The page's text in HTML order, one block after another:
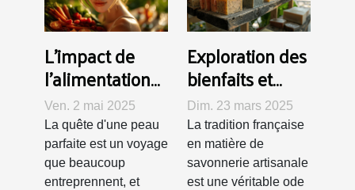
L'impact de
l'alimentation
anti-
inflammatoire
sur l'acné et les
imperfections
Ven. 2 mai 2025
La quête d'une peau
parfaite est un voyage
que beaucoup
entreprennent, et
Exploration des
bienfaits et
variétés des
savons
artisanaux
français
Dim. 23 mars 2025
La tradition française
en matière de
savonnerie artisanale
est une véritable ode